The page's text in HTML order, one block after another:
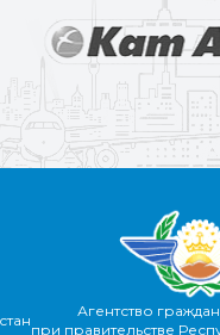
Агентство
при правительстве